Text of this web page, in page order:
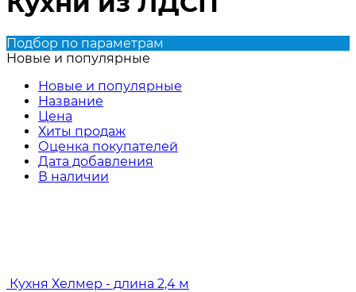
Подбор по параметрам
Новые и популярные
Новые и популярные
Название
Цена
Хиты продаж
Оценка покупателей
Дата добавления
В наличии
Кухня Хелмер - длина 2,4 м